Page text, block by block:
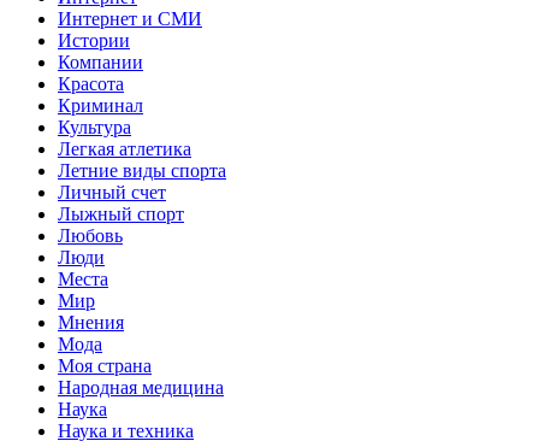
Интернет и СМИ
Истории
Компании
Красота
Криминал
Культура
Легкая атлетика
Летние виды спорта
Личный счет
Лыжный спорт
Любовь
Люди
Места
Мир
Мнения
Мода
Моя страна
Народная медицина
Наука
Наука и техника